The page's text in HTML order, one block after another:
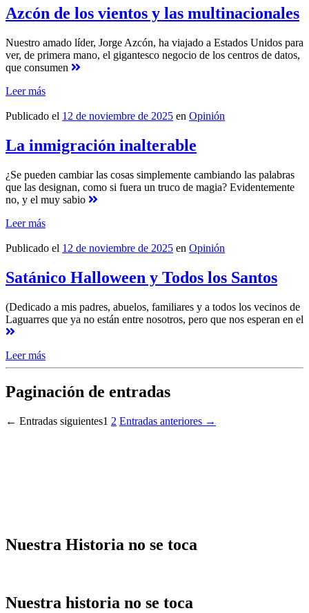
Azcón de los vientos y las multinacionales
Nuestro amado líder, Jorge Azcón, ha viajado a Estados Unidos para
ver, de primera mano, el gigantesco negocio de los centros de datos,
que consumen
Leer más
Publicado el 12 de noviembre de 2025 en Opinión
La inmigración inalterable
¿Se pueden cambiar las cosas simplemente cambiando las palabras
que las designan, como si fuera un truco de magia? Evidentemente
no, y el muy sabio
Leer más
Publicado el 12 de noviembre de 2025 en Opinión
Satánico Halloween y Todos los Santos
(Dedicado a mis padres, abuelos, familiares y a todos los vecinos de
Laguarres que ya no están entre nosotros, pero que nos esperan en el
Leer más
Paginación de entradas
← Entradas siguientes1 2 Entradas anteriores →
Nuestra Historia no se toca
Nuestra historia no se toca